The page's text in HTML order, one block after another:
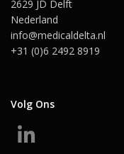
2629 JD Delft
Nederland
info@medicaldelta.nl
+31 (0)6 2492 8919
Volg Ons